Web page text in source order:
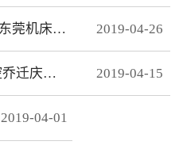
问题而导致的加 工不
协调、整体效果变形等。快
速 MECHATROLINK III总
响应频率，位 置速度指
令整定时间可达2ms以下。
精准 23位绝对值编码器，
展会预告|山龙智控即将参加东莞机床模具展 2019-04-26
乔迁新址 万象更新 山龙智控乔迁庆典隆重举行 2019-04-15
2019-04-01